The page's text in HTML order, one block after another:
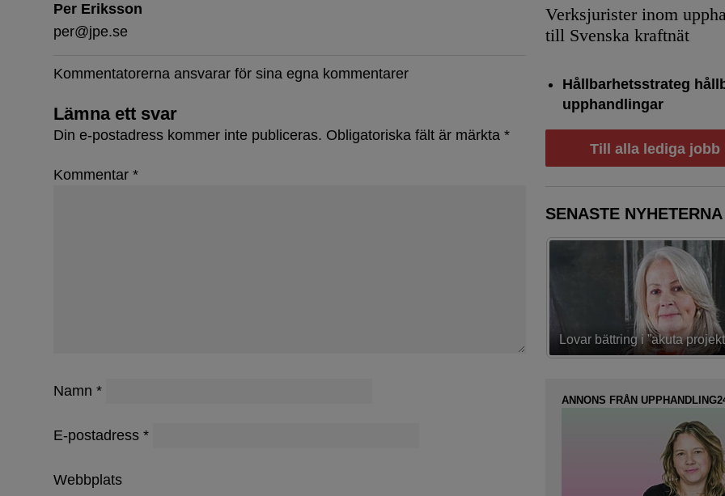
Per Eriksson
per@jpe.se
Kommentatorerna ansvarar för sina egna kommentarer
Lämna ett svar
Din e-postadress kommer inte publiceras. Obligatoriska fält är märkta *
Kommentar *
Namn *
E-postadress *
Webbplats
Verksjurister inom
till Svenska kraftnät
Hållbarhetsstrateg
upphandlingar
Till alla lediga jobb
SENASTE NYHETERNA
Konsult inom IT-sourcing
upphandling
ANNONS FRÅN